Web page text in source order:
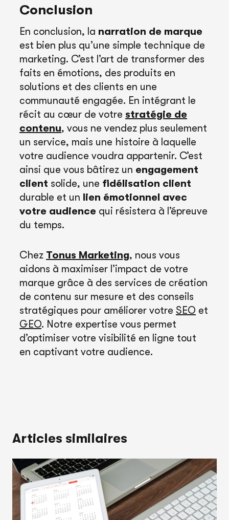
Conclusion
En conclusion, la narration de marque
est bien plus qu’une simple technique de
marketing. C’est l’art de transformer des
faits en émotions, des produits en
solutions et des clients en une
communauté engagée. En intégrant le
récit au cœur de votre stratégie de
contenu, vous ne vendez plus seulement
un service, mais une histoire à laquelle
votre audience voudra appartenir. C’est
ainsi que vous bâtirez un engagement
client solide, une fidélisation client
durable et un lien émotionnel avec
votre audience qui résistera à l’épreuve
du temps.
Chez Tonus Marketing, nous vous
aidons à maximiser l’impact de votre
marque grâce à des services de création
de contenu sur mesure et des conseils
stratégiques pour améliorer votre SEO et
GEO. Notre expertise vous permet
d’optimiser votre visibilité en ligne tout
en captivant votre audience.
Articles similaires